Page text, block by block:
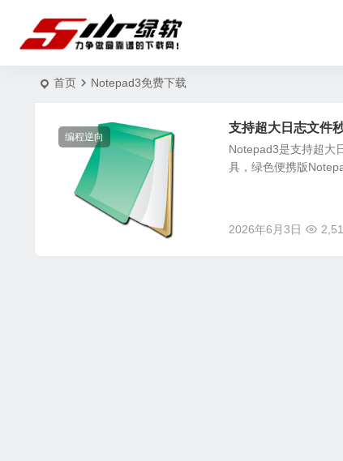
首页 Notepad3免费下载
编程逆向
支持超大日志文件
Notepad3是支持超大
具，绿色便携版
2026年6月3日